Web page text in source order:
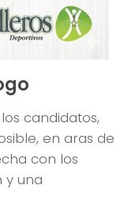
candidatos,
en aras de
con los
y una